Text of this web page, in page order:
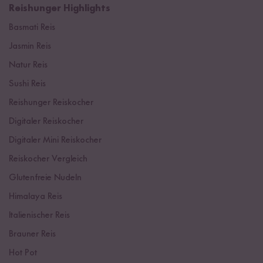
Reishunger Highlights
Basmati Reis
Jasmin Reis
Natur Reis
Sushi Reis
Reishunger Reiskocher
Digitaler Reiskocher
Digitaler Mini Reiskocher
Reiskocher Vergleich
Glutenfreie Nudeln
Himalaya Reis
Italienischer Reis
Brauner Reis
Hot Pot